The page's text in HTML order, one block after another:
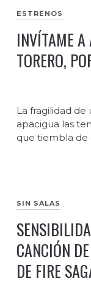
ESTRENOS
INVÍTAME A
TORERO,
La fragilidad de
apacigua las
que tiembla de
SIN SALAS
CANCIÓN
DE FIRE